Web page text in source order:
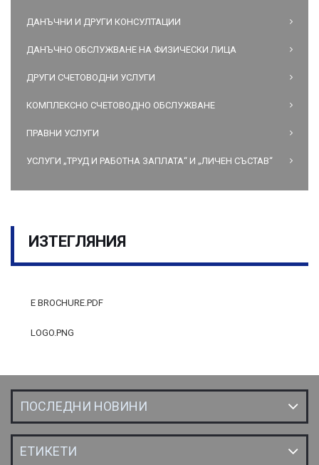
ДАНЪЧНИ И ДРУГИ КОНСУЛТАЦИИ
ДАНЪЧНО ОБСЛУЖВАНЕ НА ФИЗИЧЕСКИ ЛИЦА
ДРУГИ СЧЕТОВОДНИ УСЛУГИ
КОМПЛЕКСНО СЧЕТОВОДНО ОБСЛУЖВАНЕ
ПРАВНИ УСЛУГИ
УСЛУГИ „ТРУД И РАБОТНА ЗАПЛАТА“ И „ЛИЧЕН СЪСТАВ“
ИЗТЕГЛЯНИЯ
E BROCHURE.PDF
LOGO.PNG
ПОСЛЕДНИ НОВИНИ
ЕТИКЕТИ